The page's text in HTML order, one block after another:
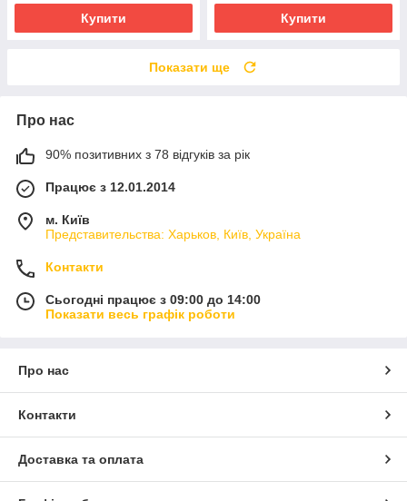
Купити Купити
Показати ще
Про нас
90% позитивних з 78 відгуків за рік
Працює з 12.01.2014
м. Київ
Представительства: Харьков, Київ, Україна
Контакти
Сьогодні працює з 09:00 до 14:00
Показати весь графік роботи
Про нас
Контакти
Доставка та оплата